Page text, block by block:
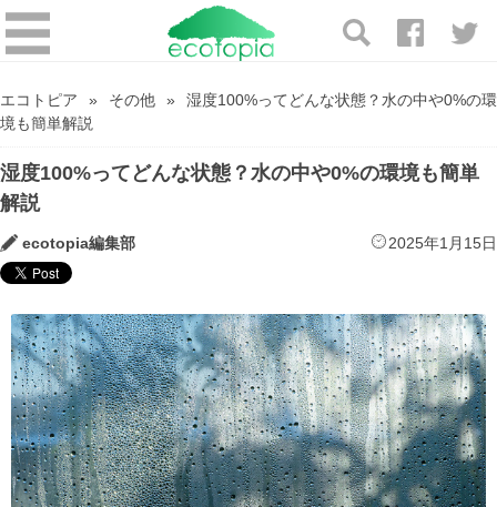
エコトピア その他
湿度100%ってどんな状態？水の中や0%の環
境も簡単解説
湿度100%ってどんな状態？水の中や0%の環境も簡単
解説
ecotopia編集部 2025年1月15日